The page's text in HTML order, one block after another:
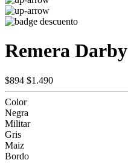
Remera Darby
$894 $1.490
Color
Negra
Militar
Gris
Maiz
Bordo